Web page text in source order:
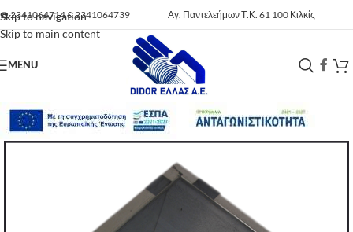
Skip to navigation
Skip to main content
☎️2341064714&2341064739 Αγ. Παντελεήμων Τ.Κ. 61 100 Κιλκίς
MENU